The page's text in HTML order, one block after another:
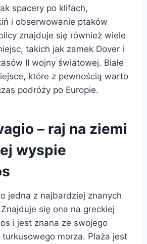
spacery po klifach,
i obserwowanie ptaków
znajduje się również wiele
takich jak zamek Dover i
II wojny światowej. Białe
które z pewnością warto
podróży po Europie.
– raj na ziemi
wyspie
jedna z najbardziej znanych
się ona na greckiej
i jest znana ze swojego
turkusowego morza. Plaża jest